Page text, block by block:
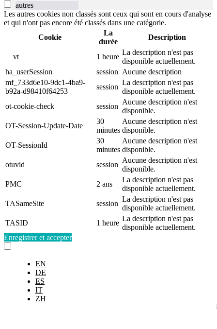
autres
Les autres cookies non classés sont ceux qui sont en cours d'analyse
et qui n'ont pas encore été classés dans une catégorie.
Cookie
La
durée
Description
__vt 1 heure
La description n'est pas
disponible actuellement.
ha_userSession
session Aucune description
mf_733d6e10-9dc1-4ba9-
b92a-d98410f64253
session
La description n'est pas
disponible actuellement.
ot-cookie-check
session
Aucune description n'est
disponible.
OT-Session-Update-Date
30
minutes
Aucune description n'est
disponible.
OT-SessionId
30
minutes
Aucune description n'est
disponible.
otuvid
session
Aucune description n'est
disponible.
PMC
2 ans
La description n'est pas
disponible actuellement.
TASameSite
session
La description n'est pas
disponible actuellement.
TASID
1 heure
La description n'est pas
disponible actuellement.
Enregistrer et accepter
EN
DE
ES
IT
ZH